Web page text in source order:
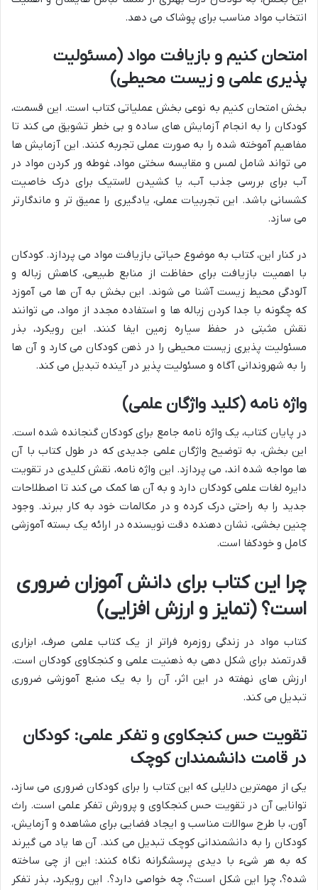
انتخاب مواد مناسب برای پوشاک می دهد.
امتحان کنیم و بازیافت مواد (مسئولیت
پذیری علمی و زیست محیطی)
بخش امتحان کنیم به نوعی بخش عملیاتی کتاب است. این قسمت،
کودکان را به انجام آزمایش های ساده و بی خطر تشویق می کند تا
مفاهیم آموخته شده را به صورت عملی تجربه کنند. این آزمایش ها
می تواند شامل لمس و مقایسه سختی مواد، غوطه ور کردن مواد در
آب برای بررسی جذب آب، یا کشیدن لاستیک برای درک خاصیت
کشسانی باشد. این تجربیات عملی، یادگیری را عمیق تر و ماندگارتر
می سازد.
در کنار این، کتاب به موضوع حیاتی بازیافت مواد می پردازد. کودکان
با اهمیت بازیافت برای حفاظت از منابع طبیعی، کاهش زباله و
آلودگی محیط زیست آشنا می شوند. این بخش به آن ها می آموزد
که چگونه با جدا کردن زباله ها و استفاده مجدد از مواد، می توانند
نقش مثبتی در حفظ سیاره زمین ایفا کنند. این رویکرد، بذر
مسئولیت پذیری زیست محیطی را در ذهن کودکان می کارد و آن ها
را به شهروندانی آگاه و مسئولیت پذیر در آینده تبدیل می کند.
واژه نامه (کلید واژگان علمی)
در پایان کتاب، یک واژه نامه جامع برای کودکان گنجانده شده است.
این بخش، به توضیح واژگان علمی جدیدی که در طول کتاب با آن
ها مواجه شده اند، می پردازد. این واژه نامه، نقش کلیدی در تقویت
دایره لغات علمی کودکان دارد و به آن ها کمک می کند تا اصطلاحات
جدید را به راحتی درک کرده و در مکالمات خود به کار ببرند. وجود
چنین بخشی، نشان دهنده دقت نویسنده در ارائه یک بسته آموزشی
کامل و خودکفا است.
چرا این کتاب برای دانش آموزان ضروری
است؟ (تمایز و ارزش افزایی)
کتاب مواد در زندگی روزمره فراتر از یک کتاب علمی صرف، ابزاری
قدرتمند برای شکل دهی به ذهنیت علمی و کنجکاوی کودکان است.
ارزش های نهفته در این اثر، آن را به یک منبع آموزشی ضروری
تبدیل می کند.
تقویت حس کنجکاوی و تفکر علمی: کودکان
در قامت دانشمندان کوچک
یکی از مهمترین دلایلی که این کتاب را برای کودکان ضروری می سازد،
توانایی آن در تقویت حس کنجکاوی و پرورش تفکر علمی است. راث
آون، با طرح سوالات مناسب و ایجاد فضایی برای مشاهده و آزمایش،
کودکان را به دانشمندانی کوچک تبدیل می کند. آن ها یاد می گیرند
که به هر شیء با دیدی پرسشگرانه نگاه کنند: این از چی ساخته
شده؟، چرا این شکل است؟، چه خواصی دارد؟. این رویکرد، بذر تفکر